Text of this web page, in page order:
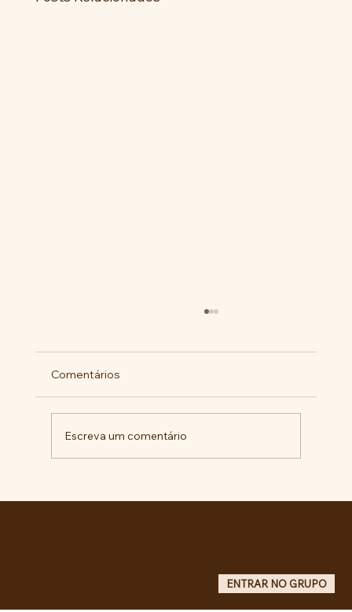
Comentários
Escreva um comentário
ENTRAR NO GRUPO